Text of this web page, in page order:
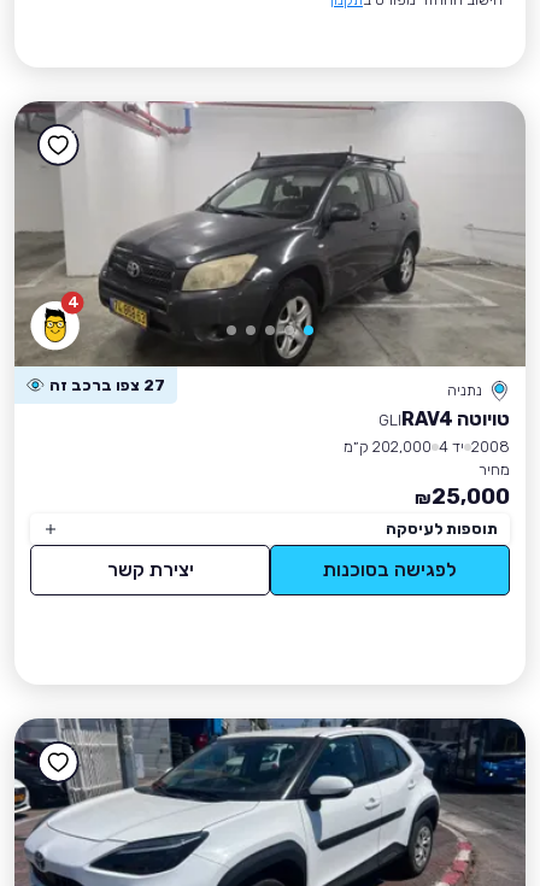
4
נתניה 27 צפו ברכב זה
טויוטה RAV4
GLI
2008 יד 4
202,000 ק״מ
מחיר
25,000
₪
תוספות לעיסקה
לפגישה בסוכנות יצירת קשר